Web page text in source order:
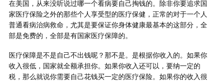
在美国，从来没听说过哪一个看病要自己掏钱的。除非你要追求国
家医疗保险之外的那些个人享受型的医疗保健，正常的对于一个人
普通看病治病救命，尤其是要保证你身体健康最基本的这部分，全
部是免费的，全部是有国家医疗保障的。
医疗保障是不是自己不出钱呢？那不是。是根据你收入的。如果你
收入很低，国家就全额承担你。如果你收入还可以，要纳一定的
税，那么就说你需要自己花钱买一定的医疗保险。如果你的收入很